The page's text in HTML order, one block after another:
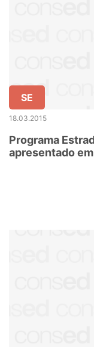
SE
18.03.2015
Programa
apresentado